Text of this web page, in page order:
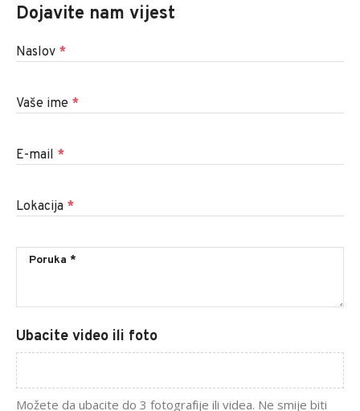
Dojavite nam vijest
Naslov *
Vaše ime *
E-mail *
Lokacija *
Ubacite video ili foto
Možete da ubacite do 3 fotografije ili videa. Ne smije biti